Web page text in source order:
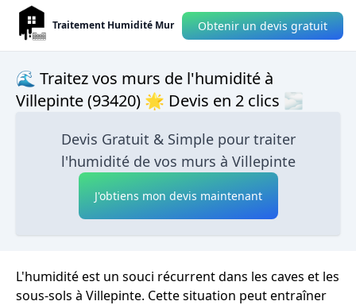
Traitement Humidité Mur Obtenir un devis gratuit
🌊 Traitez vos murs de l'humidité à
Villepinte (93420) 🌟 Devis en 2 clics 🌫
Devis Gratuit & Simple pour traiter
l'humidité de vos murs à Villepinte
J'obtiens mon devis maintenant
L'humidité est un souci récurrent dans les caves et les
sous-sols à Villepinte. Cette situation peut entraîner